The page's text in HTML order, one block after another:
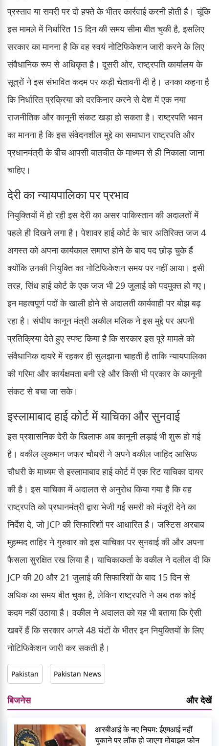
प्रस्ताव या समरी पर दो हफ्ते के भीतर कार्रवाई करनी होती है। चूंकि
इस मामले में निर्धारित 15 दिन की समय सीमा बीत चुकी है, इसलिए
सरकार का मानना है कि वह स्वयं नोटिफिकेशन जारी करने के लिए
संवैधानिक रूप से अधिकृत है। दूसरी ओर, राष्ट्रपति कार्यालय के
सूत्रों ने इस संभावित कदम पर कड़ी चेतावनी दी है। उनका कहना है
कि निर्धारित प्रक्रिया को दरकिनार करने से देश में एक नया
राजनीतिक और कानूनी संकट खड़ा हो सकता है। राष्ट्रपति भवन
का मानना है कि इस संवेदनशील मुद्दे का समाधान राष्ट्रपति और
प्रधानमंत्री के बीच आपसी बातचीत के माध्यम से ही निकाला जाना
चाहिए।
देरी का न्यायपालिका पर प्रभाव
नियुक्तियों में हो रही इस देरी का असर पाकिस्तान की अदालतों में
पहले ही दिखने लगा है। पेशावर हाई कोर्ट के चार अतिरिक्त जज 4
अगस्त को अपना कार्यकाल समाप्त होने के बाद पद छोड़ चुके हैं
क्योंकि उनकी नियुक्ति का नोटिफिकेशन समय पर नहीं आया। इसी
तरह, सिंध हाई कोर्ट के एक जज भी 29 जुलाई को पदमुक्त हो गए।
इन महत्वपूर्ण पदों के खाली होने से अदालती कार्यवाही पर बोझ बढ़
रहा है। संघीय कानून मंत्री अकील मलिक ने इस मुद्दे पर अपनी
प्रतिक्रिया देते हुए स्पष्ट किया है कि सरकार इस पूरे मामले को
संवैधानिक दायरे में रहकर ही सुलझाना चाहती है ताकि न्यायपालिका
की गरिमा और कार्यक्षमता बनी रहे और किसी भी प्रकार के कानूनी
संकट से बचा जा सके।
इस्लामाबाद हाई कोर्ट में याचिका और सुनवाई
इस प्रशासनिक देरी के खिलाफ अब कानूनी लड़ाई भी शुरू हो गई
है। वकील लुकमान जफर चौधरी ने अपने वकील जाहिद आसिफ
चौधरी के माध्यम से इस्लामाबाद हाई कोर्ट में एक रिट याचिका दायर
की है। इस याचिका में अदालत से अनुरोध किया गया है कि वह
राष्ट्रपति को प्रधानमंत्री द्वारा भेजी गई समरी को मंजूरी देने का
निर्देश दे, जो JCP की सिफारिशों पर आधारित है। जस्टिस अरबाब
मुहम्मद ताहिर ने गुरुवार को इस याचिका पर सुनवाई की और अपना
फैसला सुरक्षित रख लिया है। याचिकाकर्ता के वकील ने दलील दी कि
JCP की 20 और 21 जुलाई की सिफारिशों के बाद 15 दिन से
अधिक का समय बीत चुका है, लेकिन राष्ट्रपति ने अब तक कोई
कदम नहीं उठाया है। वकील ने अदालत को यह भी बताया कि ऐसी
खबरें हैं कि सरकार अगले 48 घंटों के भीतर इन नियुक्तियों के लिए
नोटिफिकेशन जारी कर सकती है।
Pakistan Pakistan News
बिजनेस और देखें
आरबीआई के नए नियम: ईएमआई नहीं
चुकाने पर लॉक हो जाएगा मोबाइल फोन